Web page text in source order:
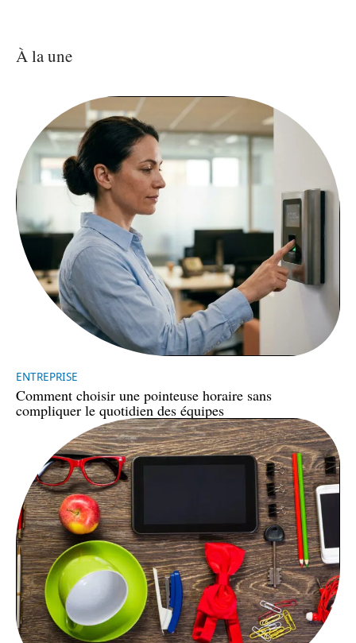
À la une
ENTREPRISE
Comment choisir une pointeuse horaire sans
compliquer le quotidien des équipes